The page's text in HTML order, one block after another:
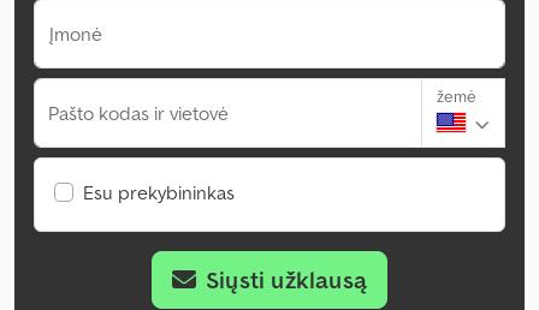
Įmonė
Pašto kodas ir vietovė
žemė
Esu prekybininkas
Siųsti užklausą